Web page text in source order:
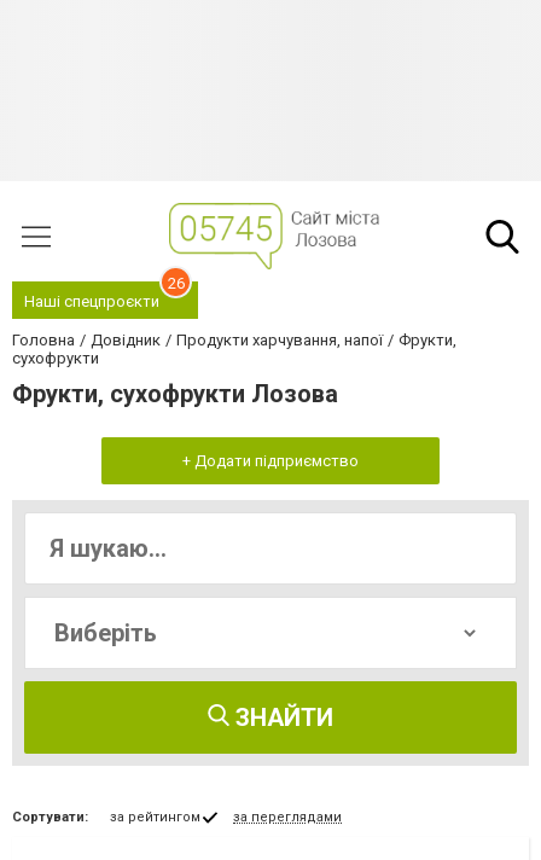
Наші спецпроєкти
26
Головна Довідник Продукти харчування, напої
Фрукти,
сухофрукти
Фрукти, сухофрукти Лозова
+ Додати підприємство
ЗНАЙТИ
Сортувати: за рейтингом за переглядами